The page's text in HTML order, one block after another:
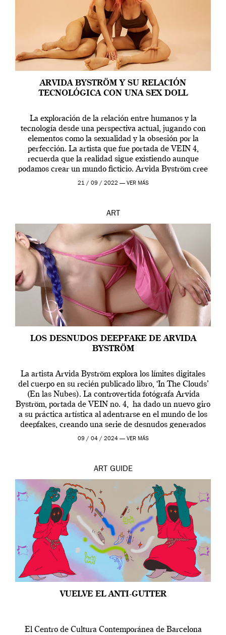
ARVIDA BYSTRÖM Y SU RELACIÓN
TECNOLÓGICA CON UNA SEX DOLL
La exploración de la relación entre humanos y la
tecnología desde una perspectiva actual, jugando con
elementos como la sexualidad y la obsesión por la
perfección. La artista que fue portada de VEIN 4,
recuerda que la realidad sigue existiendo aunque
podamos crear un mundo ficticio. Arvida Byström cree
que los humanos tienen un complejo […]
21 / 09 / 2022 — VER MÁS
ART
LOS DESNUDOS DEEPFAKE DE ARVIDA
BYSTRÖM
La artista Arvida Byström explora los límites digitales
del cuerpo en su recién publicado libro, ‘In The Clouds’
(En las Nubes). La controvertida fotógrafa Arvida
Byström, portada de VEIN no. 4, ha dado un nuevo giro
a su práctica artística al adentrarse en el mundo de los
deepfakes, creando una serie de desnudos generados
por […]
09 / 04 / 2024 — VER MÁS
ART GUIDE
VUELVE EL ANTI-GUTTER
El Centro de Cultura Contemporánea de Barcelona